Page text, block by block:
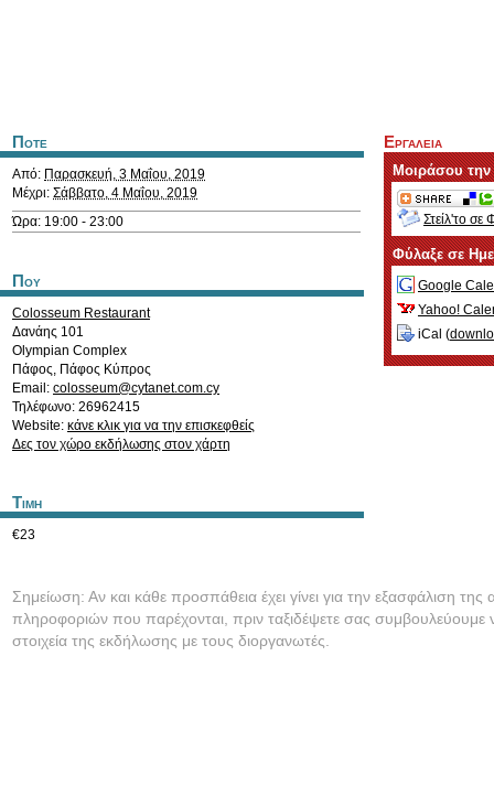
Ποτε
Από: Παρασκευή, 3 Μαΐου, 2019
Μέχρι: Σάββατο, 4 Μαΐου, 2019
Ώρα: 19:00 - 23:00
Που
Colosseum Restaurant
Δανάης 101
Olympian Complex
Πάφος, Πάφος Κύπρος
Email: colosseum@cytanet.com.cy
Τηλέφωνο: 26962415
Website: κάνε κλικ για να την επισκεφθείς
Δες τον χώρο εκδήλωσης στον χάρτη
Τιμη
€23
Εργαλεια
Μοιράσου
Στείλ'το σε
Φύλαξε σε
Google
Yahoo!
iCal (
Σημείωση: Αν και κάθε προσπάθεια έχει γίνει για την εξασφάλιση της
πληροφοριών που παρέχονται, πριν ταξιδέψετε σας συμβουλεύουμε
στοιχεία της εκδήλωσης με τους διοργανωτές.